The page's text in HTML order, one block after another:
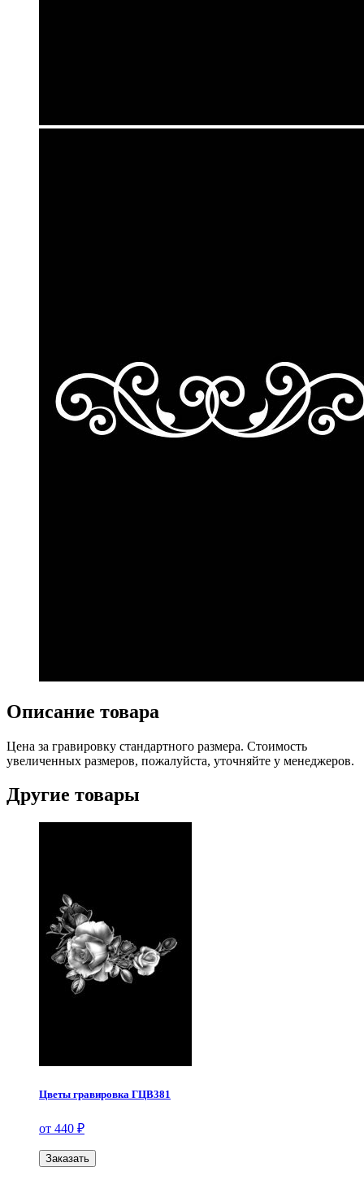
Описание товара
Цена за гравировку стандартного размера. Стоимость
увеличенных размеров, пожалуйста, уточняйте у менеджеров.
Другие товары
Цветы гравировка ГЦВ381
от 440 ₽
Заказать